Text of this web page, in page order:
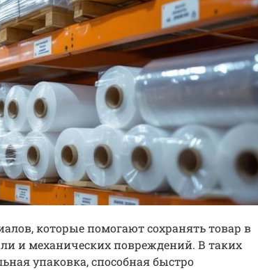
которые помогают сохранять товар в
и механических повреждений. В таких
упаковка, способная быстро